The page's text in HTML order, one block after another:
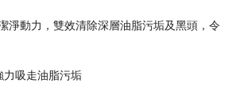
淨動力，雙效清除深層油脂污垢及黑頭，令
力吸走油脂污垢